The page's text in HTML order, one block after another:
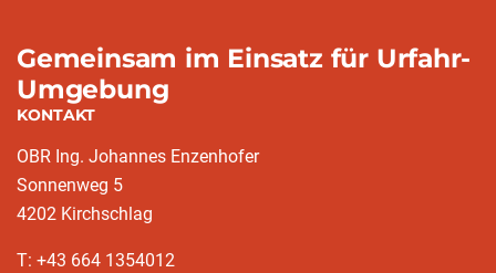
Gemeinsam im Einsatz für Urfahr-
Umgebung
KONTAKT
OBR Ing. Johannes Enzenhofer
Sonnenweg 5
4202 Kirchschlag
T: +43 664 1354012